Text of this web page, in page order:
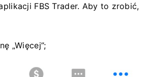
FBS Trader. Aby to zrobić,
„Więcej”;